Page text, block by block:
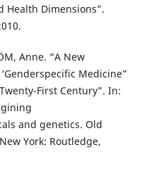
Health Dimensions”.
Anne. “A New
Medicine”
First Century”. In:
and genetics. Old
York: Routledge,